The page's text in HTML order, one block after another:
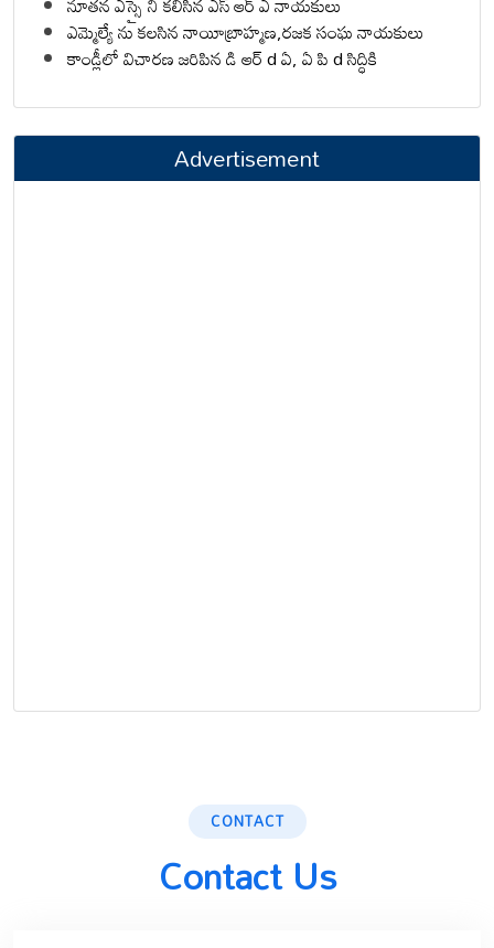
ఎమ్మెల్యే ను కలసిన నాయీబ్రాహ్మణ,రజక సంఘ నాయకులు
కాండ్లీలో విచారణ జరిపిన డి ఆర్ d ఏ, ఏ పి d సిద్ధికి
Advertisement
CONTACT
Contact Us